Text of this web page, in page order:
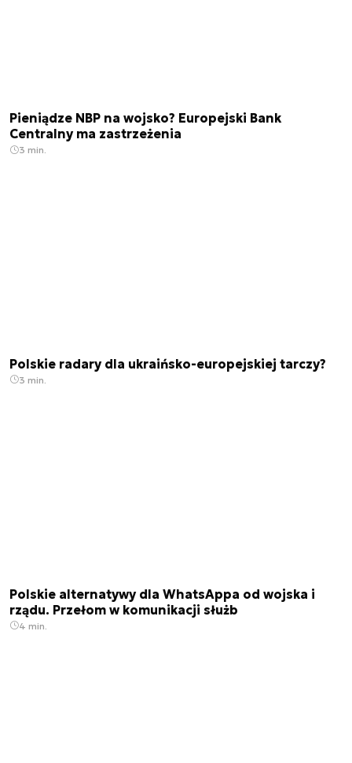
Pieniądze NBP na wojsko? Europejski Bank
Centralny ma zastrzeżenia
3 min.
Polskie radary dla ukraińsko-europejskiej tarczy?
3 min.
Polskie alternatywy dla WhatsAppa od wojska i
rządu. Przełom w komunikacji służb
4 min.